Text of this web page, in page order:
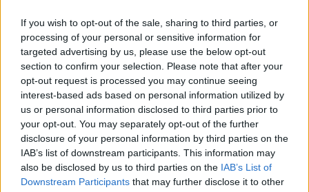
If you wish to opt-out of the sale, sharing to third parties, or
processing of your personal or sensitive information for
targeted advertising by us, please use the below opt-out
section to confirm your selection. Please note that after your
opt-out request is processed you may continue seeing
interest-based ads based on personal information utilized by
us or personal information disclosed to third parties prior to
your opt-out. You may separately opt-out of the further
disclosure of your personal information by third parties on the
IAB’s list of downstream participants. This information may
also be disclosed by us to third parties on the IAB’s List of
Downstream Participants that may further disclose it to other
Selena Gomez condurrà un
programma di cucina
La cantante si reinventa dietro i fornelli per un nuovo
programma tv.
PIETRO MILELLA